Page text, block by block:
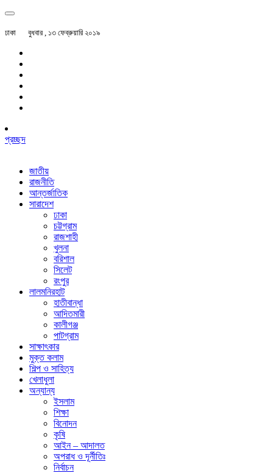
ঢাকা বুধবার , ১৩ ফেব্রুয়ারি ২০১৯
প্রচ্ছদ
জাতীয়
রাজনীতি
আন্তর্জাতিক
সারাদেশ
ঢাকা
চট্টগ্রাম
রাজশাহী
খুলনা
বরিশাল
সিলেট
রংপুর
লালমনিরহাট
হাতীবান্ধা
আদিতমারী
কালীগঞ্জ
পাটগ্রাম
সাক্ষাৎকার
মুক্ত কলাম
শিল্প ও সাহিত্য
খেলাধুলা
অন্যান্য
ইসলাম
শিক্ষা
বিনোদন
কৃষি
আইন – আদালত
অপরাধ ও দূর্নীতিঃ
নির্বাচন